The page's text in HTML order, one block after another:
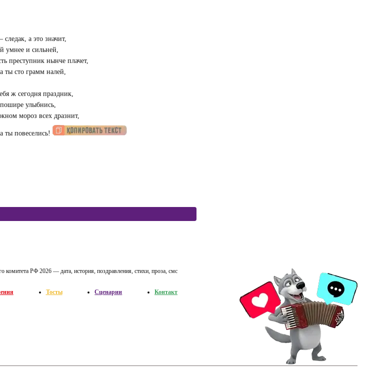
а это значит,
умнее и сильней,
преступник нынче плачет,
ты сто грамм налей,
ж сегодня праздник,
улыбнись,
мороз всех дразнит,
ты повеселись!
комитета РФ 2026 — дата, история, поздравления, стихи, проза, смс
Тосты Сценарии Контакт